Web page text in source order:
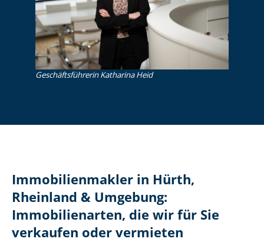
Ge­schäfts­füh­re­rin Katharina Heid
Im­mo­bi­li­en­mak­ler in Hürth,
Rheinland & Umgebung:
Immobilienarten, die wir für Sie
verkaufen oder vermieten